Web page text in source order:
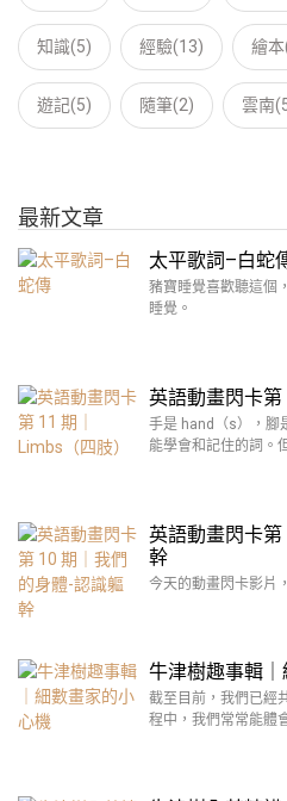
知識(5) 經驗(13) 繪
遊記(5) 隨筆(2) 雲南
最新文章
太平歌詞–白蛇
豬寶睡覺喜歡聽這個
睡覺。
英語動畫閃卡第
手是 hand（s），腳
能學會和記住的詞。
英語動畫閃卡
幹
今天的動畫閃卡影片
牛津樹趣事輯
截至目前，我們已經
程中，我們常常能體